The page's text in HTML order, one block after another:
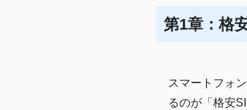
第1章：格
スマートフォ
るのが「格安